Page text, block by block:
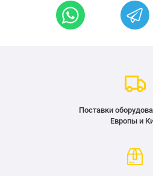
Поставки
Европы и